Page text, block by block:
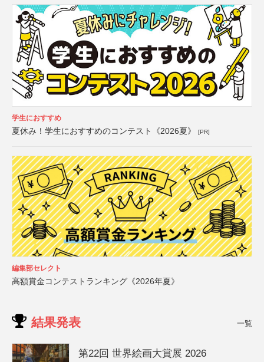
学生におすすめ
夏休み！学生におすすめのコンテスト《2026夏》 [PR]
編集部セレクト
高額賞金コンテストランキング《2026年夏》
結果発表 一覧
第22回 世界絵画大賞展 2026